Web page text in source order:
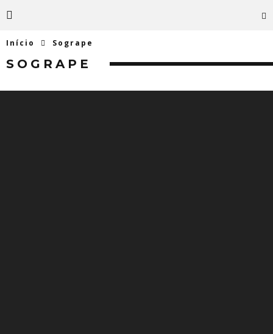
Início Sogrape
SOGRAPE